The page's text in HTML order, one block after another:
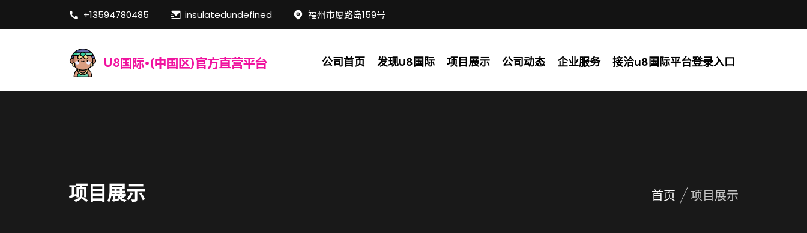
+13594780485 insulatedundefined 福州市厦路岛159号
公司首页 发现U8国际 项目展示 公司动态 企业服务 接洽u8国际平台登录入口
项目展示 首页 项目展示